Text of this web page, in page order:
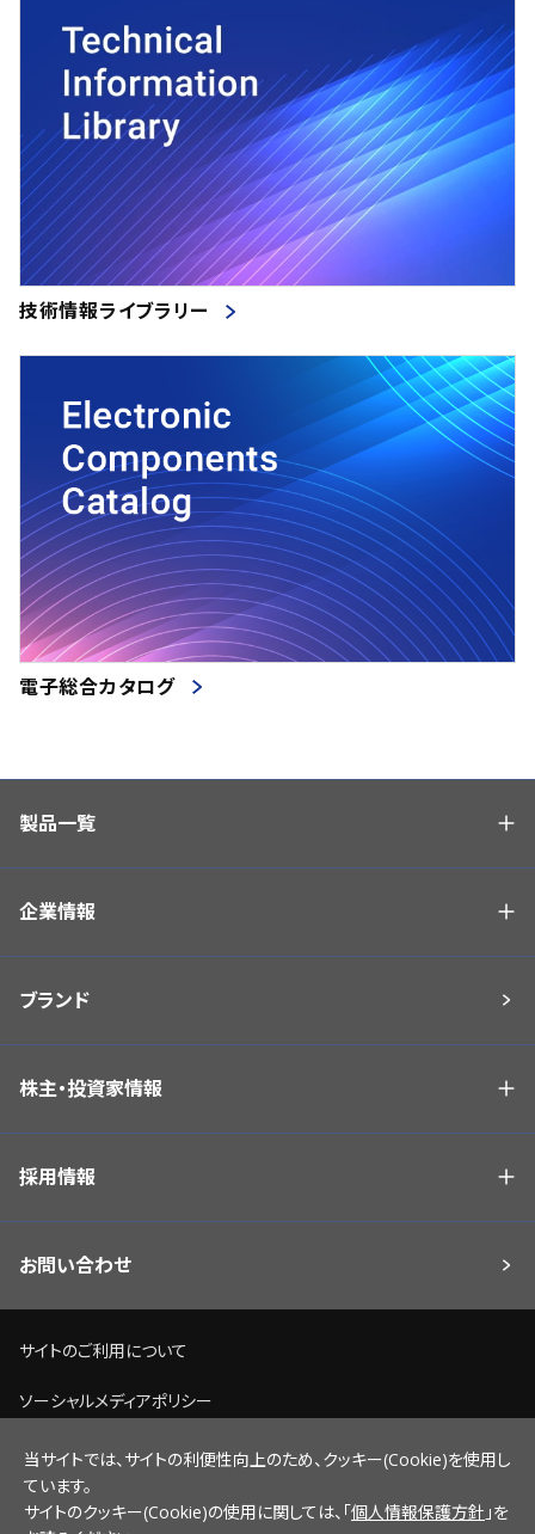
技術情報ライブラリー
電子総合カタログ
製品一覧
企業情報
ブランド
株主・投資家情報
採用情報
お問い合わせ
サイトのご利用について
ソーシャルメディアポリシー
個人情報保護方針
脆弱性情報開示ポリシー
当サイトでは、サイトの利便性向上のため、クッキー(Cookie)を使用し
ています。
サイトのクッキー(Cookie)の使用に関しては、「個人情報保護方針 」を